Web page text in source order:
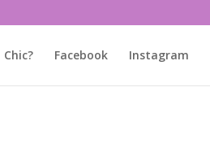
Chic? Facebook Instagram